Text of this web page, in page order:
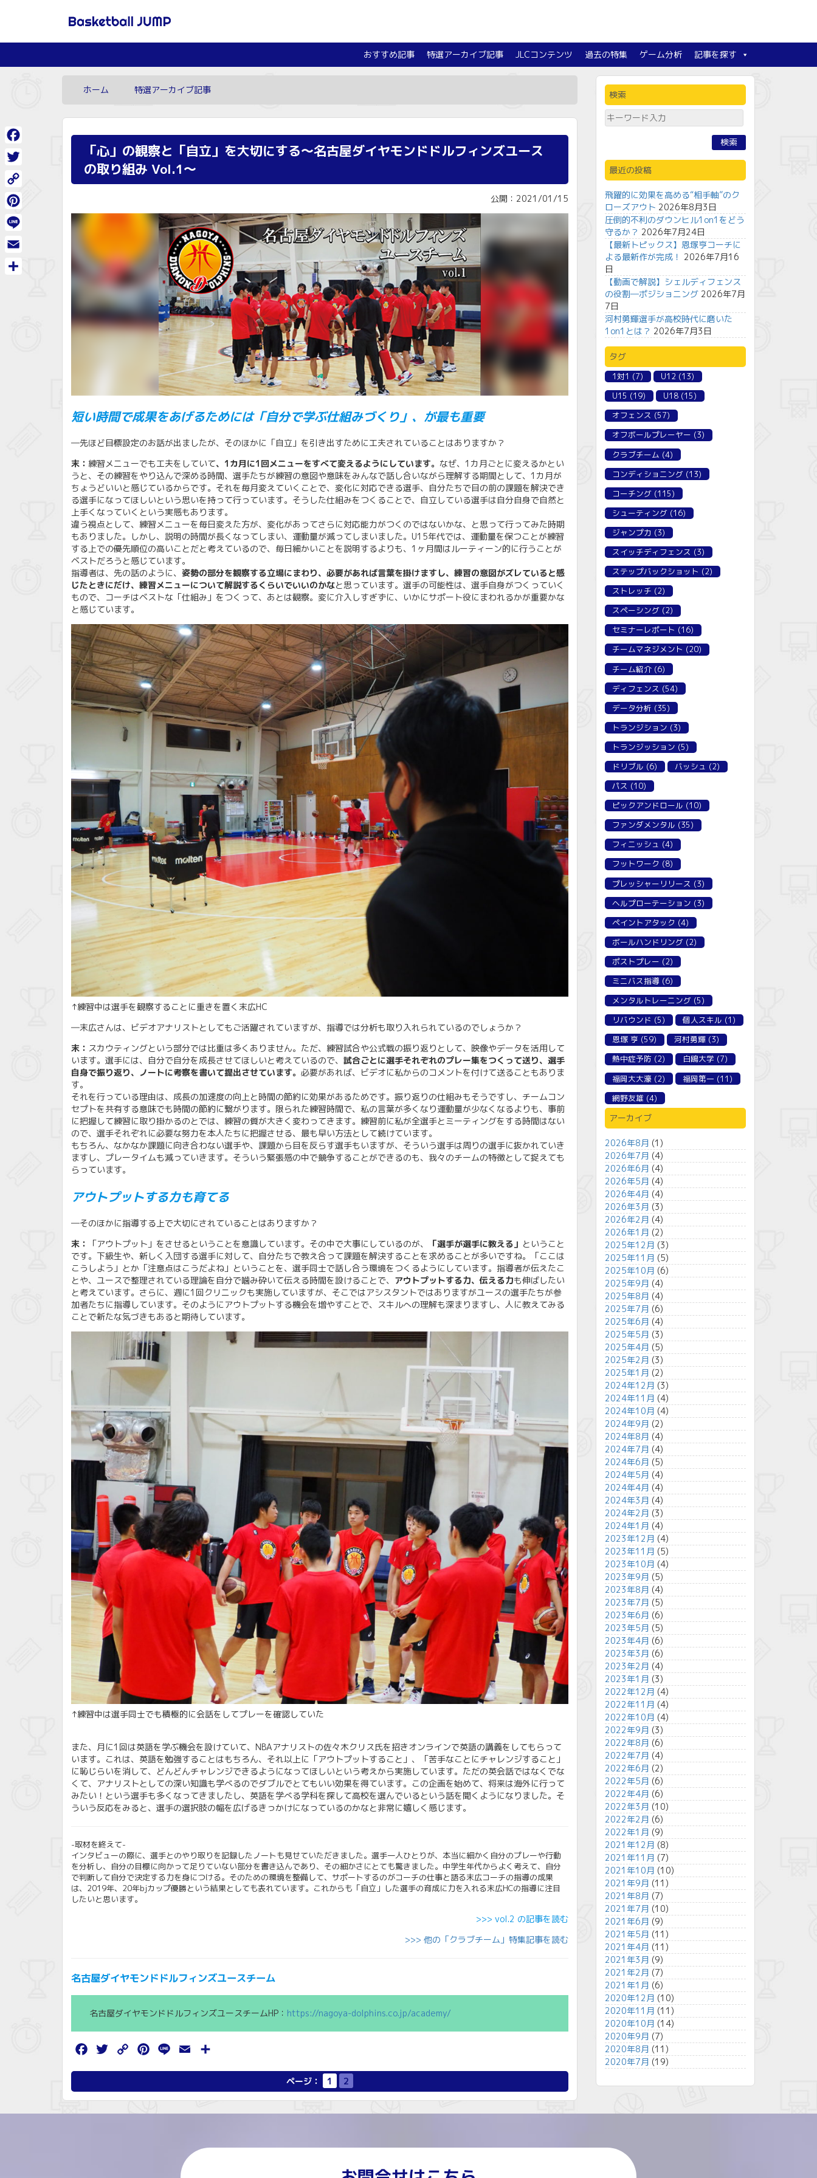
おすすめ記事 特選アーカイブ記事 JLCコンテンツ 過去の特集 ゲーム分析 記事を探す
ホーム 特選アーカイブ記事
「心」の観察と「自立」を大切にする～名古屋ダイヤモンドドルフィンズユース
の取り組み Vol.1～
公開：2021/01/15
短い時間で成果をあげるためには「自分で学ぶ仕組みづくり」、が最も重要
―先ほど目標設定のお話が出ましたが、そのほかに「自立」を引き出すために工夫されていることはありますか？
末： 練習メニューでも工夫をしていて、1カ月に1回メニューをすべて変えるようにしています。 なぜ、1カ月ごとに変えるかとい
うと、その練習をやり込んで深める時間、選手たちが練習の意図や意味をみんなで話し合いながら理解する期間として、1カ月が
ちょうどいいと感じているからです。それを毎月変えていくことで、変化に対応できる選手、自分たちで目の前の課題を解決でき
る選手になってほしいという思いを持って行っています。そうした仕組みをつくることで、自立している選手は自分自身で自然と
上手くなっていくという実感もあります。
違う視点として、練習メニューを毎日変えた方が、変化があってさらに対応能力がつくのではないかな、と思って行ってみた時期
もありました。しかし、説明の時間が長くなってしまい、運動量が減ってしまいました。U15年代では、運動量を保つことが練習
する上での優先順位の高いことだと考えているので、毎日細かいことを説明するよりも、1ヶ月間はルーティーン的に行うことが
ベストだろうと感じています。
指導者は、先の話のように、 姿勢の部分を観察する立場にまわり、必要があれば言葉を掛けますし、練習の意図がズレていると感
じたときにだけ、練習メニューについて解説するくらいでいいのかなと思っています。選手の可能性は、選手自身がつくっていく
もので、コーチはベストな「仕組み」をつくって、あとは観察。変に介入しすぎずに、いかにサポート役にまわれるかが重要かな
と感じています。
↑練習中は選手を観察することに重きを置く末広HC
―末広さんは、ビデオアナリストとしてもご活躍されていますが、指導では分析も取り入れられているのでしょうか？
末： スカウティングという部分では比重は多くありません。ただ、練習試合や公式戦の振り返りとして、映像やデータを活用して
います。選手には、自分で自分を成長させてほしいと考えているので、 試合ごとに選手それぞれのプレー集をつくって送り、選手
自身で振り返り、ノートに考察を書いて提出させています。 必要があれば、ビデオに私からのコメントを付けて送ることもありま
す。
それを行っている理由は、成長の加速度の向上と時間の節約に効果があるためです。振り返りの仕組みもそうですし、チームコン
セプトを共有する意味でも時間の節約に繋がります。限られた練習時間で、私の言葉が多くなり運動量が少なくなるよりも、事前
に把握して練習に取り掛かるのとでは、練習の質が大きく変わってきます。練習前に私が全選手とミーティングをする時間はない
ので、選手それぞれに必要な努力を本人たちに把握させる、最も早い方法として続けています。
もちろん、なかなか課題に向き合わない選手や、課題から目を反らす選手もいますが、そういう選手は周りの選手に抜かれていき
ますし、プレータイムも減っていきます。そういう緊張感の中で競争することができるのも、我々のチームの特徴として捉えても
らっています。
アウトプットする力も育てる
―そのほかに指導する上で大切にされていることはありますか？
末：
「アウトプット」をさせるということを意識しています。その中で大事にしているのが、 「選手が選手に教える」 ということ
です。下級生や、新しく入団する選手に対して、自分たちで教え合って課題を解決することを求めることが多いですね。「ここは
こうしよう」とか「注意点はこうだよね」ということを、選手同士で話し合う環境をつくるようにしています。指導者が伝えたこ
とや、ユースで整理されている理論を自分で噛み砕いて伝える時間を設けることで、 アウトプットする力、伝える力も伸ばしたい
と考えています。さらに、週に1回クリニックも実施していますが、そこではアシスタントではありますがユースの選手たちが参
加者たちに指導しています。そのようにアウトプットする機会を増やすことで、スキルへの理解も深まりますし、人に教えてみる
ことで新たな気づきもあると期待しています。
↑練習中は選手同士でも積極的に会話をしてプレーを確認していた
また、月に1回は英語を学ぶ機会を設けていて、NBAアナリストの佐々木クリス氏を招きオンラインで英語の講義をしてもらって
います。これは、英語を勉強することはもちろん、それ以上に「アウトプットすること」、「苦手なことにチャレンジすること」
に恥じらいを消して、どんどんチャレンジできるようになってほしいという考えから実施しています。ただの英会話ではなくでな
くて、アナリストとしての深い知識も学べるのでダブルでとてもいい効果を得ています。この企画を始めて、将来は海外に行って
みたい！という選手も多くなってきましたし、英語を学べる学科を探して高校を選んでいるという話を聞くようになりました。そ
ういう反応をみると、選手の選択肢の幅を広げるきっかけになっているのかなと非常に嬉しく感じます。
-取材を終えて-
インタビューの際に、選手とのやり取りを記録したノートも見せていただきました。選手一人ひとりが、本当に細かく自分のプレーや行動
を分析し、自分の目標に向かって足りていない部分を書き込んであり、その細かさにとても驚きました。中学生年代からよく考えて、自分
で判断して自分で決定する力を身につける。そのための環境を整備して、サポートするのがコーチの仕事と語る末広コーチの指導の成果
は、2019年、20年bjカップ優勝という結果としても表れています。これからも「自立」した選手の育成に力を入れる末広HCの指導に注目
したいと思います。
>>> vol.2 の記事を読む
>>> 他の「クラブチーム」特集記事を読む
名古屋ダイヤモンドドルフィンズユースチーム
名古屋ダイヤモンドドルフィンズユースチームHP： https://nagoya-dolphins.co.jp/academy/
FacebookTwitter
Copy
Pinterest
Line Email
ページ： 1 2
検索
検索
最近の投稿
飛躍的に効果を高める“相手軸”のク
ローズアウト 2026年8月3日
圧倒的不利のダウンヒル1on1をどう
守るか？ 2026年7月24日
【最新トピックス】恩塚亨コーチに
よる最新作が完成！ 2026年7月16
日
【動画で解説】シェルディフェンス
の役割―ポジショニング 2026年7月
7日
河村勇輝選手が高校時代に磨いた
1on1とは？ 2026年7月3日
タグ
1対1 (7) U12 (13)
U15 (19) U18 (15)
オフェンス (57)
オフボールプレーヤー (3)
クラブチーム (4)
コンディショニング (13)
コーチング (115)
シューティング (16)
ジャンプ力 (3)
スイッチディフェンス (3)
ステップバックショット (2)
ストレッチ (2)
スペーシング (2)
セミナーレポート (16)
チームマネジメント (20)
チーム紹介 (6)
ディフェンス (54)
データ分析 (35)
トランジション (3)
トランジッション (5)
ドリブル (6) バッシュ (2)
パス (10)
ピックアンドロール (10)
ファンダメンタル (35)
フィニッシュ (4)
フットワーク (8)
プレッシャーリリース (3)
ヘルプローテーション (3)
ペイントアタック (4)
ボールハンドリング (2)
ポストプレー (2)
ミニバス指導 (6)
メンタルトレーニング (5)
リバウンド (5) 個人スキル (1)
恩塚 亨 (59) 河村勇輝 (3)
熱中症予防 (2) 白鴎大学 (7)
福岡大大濠 (2) 福岡第一 (11)
網野友雄 (4)
アーカイブ
2026年8月 (1)
2026年7月 (4)
2026年6月 (4)
2026年5月 (4)
2026年4月 (4)
2026年3月 (3)
2026年2月 (4)
2026年1月 (2)
2025年12月 (3)
2025年11月 (5)
2025年10月 (6)
2025年9月 (4)
2025年8月 (4)
2025年7月 (6)
2025年6月 (4)
2025年5月 (3)
2025年4月 (5)
2025年2月 (3)
2025年1月 (2)
2024年12月 (3)
2024年11月 (4)
2024年10月 (4)
2024年9月 (2)
2024年8月 (4)
2024年7月 (4)
2024年6月 (5)
2024年5月 (4)
2024年4月 (4)
2024年3月 (4)
2024年2月 (3)
2024年1月 (4)
2023年12月 (4)
2023年11月 (5)
2023年10月 (4)
2023年9月 (5)
2023年8月 (4)
2023年7月 (5)
2023年6月 (6)
2023年5月 (5)
2023年4月 (6)
2023年3月 (6)
2023年2月 (4)
2023年1月 (3)
2022年12月 (4)
2022年11月 (4)
2022年10月 (4)
2022年9月 (3)
2022年8月 (6)
2022年7月 (4)
2022年6月 (2)
2022年5月 (6)
2022年4月 (6)
2022年3月 (10)
2022年2月 (6)
2022年1月 (9)
2021年12月 (8)
2021年11月 (7)
2021年10月 (10)
2021年9月 (11)
2021年8月 (7)
2021年7月 (10)
2021年6月 (9)
2021年5月 (11)
2021年4月 (11)
2021年3月 (9)
2021年2月 (7)
2021年1月 (6)
2020年12月 (10)
2020年11月 (11)
2020年10月 (14)
2020年9月 (7)
2020年8月 (11)
2020年7月 (19)
Facebook
Twitter
Copy
Link
Pinterest
Line
Email